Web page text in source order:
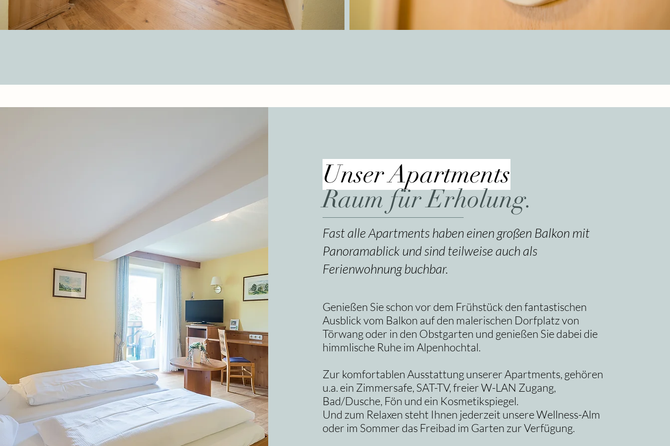
Unser Apartments
Raum für Erholung.
Fast alle Apartments haben einen großen Balkon mit
Panoramablick und sind teilweise auch als
Ferienwohnung buchbar.
Genießen Sie schon vor dem Frühstück den fantastischen
Ausblick vom Balkon auf den malerischen Dorfplatz von
Törwang oder in den Obstgarten und genießen Sie dabei die
himmlische Ruhe im Alpenhochtal.
Zur komfortablen Ausstattung unserer Apartments, gehören
u.a. ein Zimmersafe, SAT-TV, freier W-LAN Zugang,
Bad/Dusche, Fön und ein Kosmetikspiegel.
Und zum Relaxen steht Ihnen jederzeit unsere Wellness-Alm
oder im Sommer das Freibad im Garten zur Verfügung.